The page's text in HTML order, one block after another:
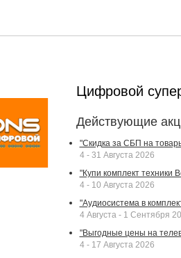
Цифровой
Действующие
"Скидка за СБП на
4 - 31 Августа 2026
"Купи комплект техники
4 - 10 Августа 2026
"Аудиосистема в
4 Августа - 1 Сентября
"Выгодные цены на
4 - 17 Августа 2026